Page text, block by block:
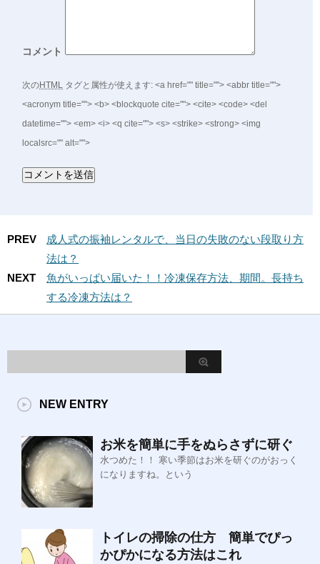
コメント
次のHTML タグと属性が使えます: <a href="" title=""> <abbr title="">
<acronym title=""> <b> <blockquote cite=""> <cite> <code> <del
datetime=""> <em> <i> <q cite=""> <s> <strike> <strong> <img
localsrc="" alt="">
PREV
成人式の振袖レンタルで、当日の失敗のない段取り方
法は？
NEXT
魚がいっぱい届いた！！冷凍保存方法、期間。長持ち
する冷凍方法は？
NEW ENTRY
お米を簡単に手をぬらさずに研ぐ
水つめた！！ 寒い季節はお米を研ぐのがおっく
になりますね。という
トイレの掃除の仕方 簡単でぴっ
かぴかになる方法はこれ